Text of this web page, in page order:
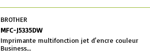
BROTHER
MFC-J5335DW
Imprimante multifonction jet d'encre couleur
Business...